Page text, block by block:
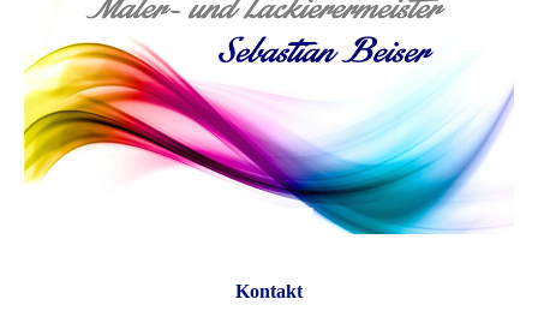
Kontakt